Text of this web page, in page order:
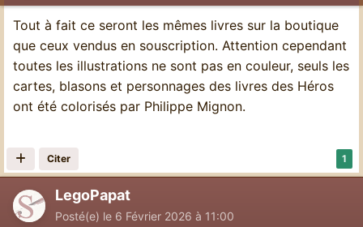
Tout à fait ce seront les mêmes livres sur la boutique
que ceux vendus en souscription. Attention cependant
toutes les illustrations ne sont pas en couleur, seuls les
cartes, blasons et personnages des livres des Héros
ont été colorisés par Philippe Mignon.
1
Citer
LegoPapat
Posté(e) le 6 Février 2026 à 11:00